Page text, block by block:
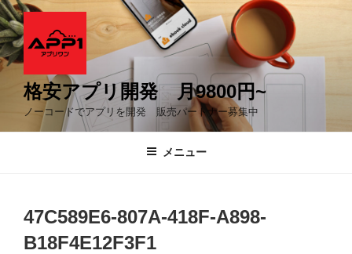
コ
ン
テ
ン
格安アプリ開発 月9800円~
ノーコードでアプリを開発 販売パートナー募集中
メニュー
47C589E6-807A-418F-A898-
B18F4E12F3F1